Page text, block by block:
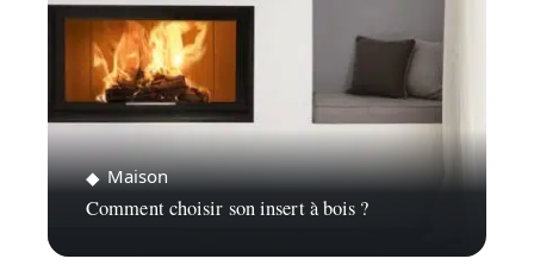
Maison
Comment choisir son insert à bois ?